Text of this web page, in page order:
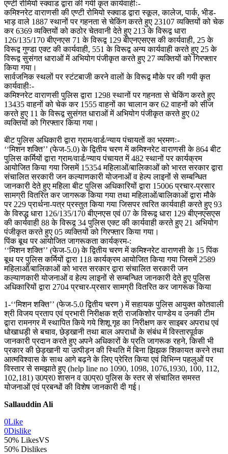
एण्टी रोमियो स्क्वाड द्वारा की गयी कृत कार्यवाहीः-
कमिश्नरेट वाराणसी की एण्टी रोमियो स्क्वाड द्वारा स्कूल, कालेज, पार्क, भीड-
भाड़ वाले 1887 स्थानों पर गहनता से चेकिंग करते हुए 23107 व्यक्तियों को चेक
कर 6369 व्यक्तियों को कठोर चेतवानी देते हुए 213 के विरूद्व धारा
126/135/170 बीएनएस 71 के विरूद्व 129 बीएनएसएस की कार्यवाही, 25 के
विरूद्व गुण्डा एक्ट की कार्यवाही, 551 के विरूद्व अन्य कार्यवाही करते हुए 25 के
विरूद्व सुसंगत धाराओं में अभियोग पंजीकृत करते हुए 27 व्यक्तियों को गिरफ्तार
किया गया।
सार्वजनिक स्थलों पर स्टंटबाजी करने वालों के विरूद्व मौके पर की गयी कृत
कार्यवाहीः-
कमिश्नरेट वाराणसी पुलिस द्वारा 1298 स्थानों पर गहनता से चेकिंग करते हुए
13435 वाहनों को चेक कर 1555 वाहनों का चालान कर 62 वाहनों को सीज
करते हुए 11 के विरूद्व सुसंगत धाराओं में अभियोग पंजीकृत करते हुए 02
व्यक्तियों को गिरफ्तार किया गया।
बीट पुलिस अधिकारी द्वारा ग्राम/वार्ड/न्याय पंचायतों का भ्रमणः-
‘‘मिशन शक्ति’’ (फेज-5.0) के द्वितीय चरण में कमिश्नरेट वाराणसी के 864 बीट
पुलिस कर्मियों द्वारा ग्राम/वार्ड/न्याय पंचायत में 482 स्थानों पर कार्यक्रम
आयोजित किया गया जिसमें 15354 महिलाओं/बालिकाओं को भारत सरकार द्वारा
संचालित सरकारी जन कल्याणकारी योजनाओं व हेल्प लाइनों से सम्बन्धित
जानकारी देते हुए महिला बीट पुलिस अधिकारियों द्वारा 15006 प्रचार-प्रसार
सामग्री वितरित कर जागरूक किया गया तथा महिलाओं/बालिकाओं द्वारा मौके
पर 229 प्रार्थना-पत्र प्रस्तुत किया गया जिसपर त्वरित कार्यवाही करते हुए 93
के विरुद्ध धारा 126/135/170 बीएनएस एवं 07 के विरूद्व धारा 129 बीएनएसएस
की कार्यवाही 88 के विरूद्व 34 पुलिस एक्ट की कार्यवाही करते हुए 21 अभियोग
पंजीकृत करते हुए 05 व्यक्तियों को गिरफ्तार किया गया।
पिंक बूथ पर आयोजित जागरूकता कार्यक्रम-:
‘‘मिशन शक्ति’’ (फेज-5.0) के द्वितीय चरण में कमिश्नरेट वाराणसी के 15 पिंक
बूथ पर पुलिस कर्मियों द्वारा 118 कार्यक्रम आयोजित किया गया जिसमें 2589
महिलाओं/बालिकाओं को भारत सरकार द्वारा संचालित सरकारी जन
कल्याणकारी योजनाओं व हेल्प लाइनों से सम्बन्धित जानकारी देते हुए पुलिस
अधिकारियों द्वारा 2704 प्रचार-प्रसार सामग्री वितरित कर जागरूक किया
1-‘‘मिशन शक्ति’’ (फेज-5.0 द्वितीय चरण ) में सहायक पुलिस आयुक्त कोतवाली
श्री विजय प्रताप एवं प्रभारी निरीक्षक श्री राजकिशोर पाण्डेय व उनकी टीम
द्वारा रामनगर में स्थापित किये गये शिशू गृह का निरीक्षण कर साइबर अपराध एवं
धोखाधड़ी से बचाव, छेड़खानी तथा बाल अपराधों के संबंध में विस्तारपूर्वक
जानकारी प्रदान करते हुए अपने अधिकारों के प्रति जागरूक रहने, किसी भी
प्रकार की छेड़खानी या उत्पीड़न की स्थिति में बिना झिझक शिकायत करने तथा
आत्मविश्वास के साथ आगे बढ़ने के लिए प्रेरित किया एवं विभिन्न पहलुओं पर
विस्तार से समझाते हुए (help line no 1090, 1098, 1076,1930, 100, 112,
102,181) उ0प्र0 शासन व उ0प्र0 पुलिस के स्तर से संचालित समस्त
योजनाओं एवं प्रबन्धों की विशेष जानकारी दी गई।
Sallauddin Ali
0Like
0Dislike
50% LikesVS
50% Dislikes